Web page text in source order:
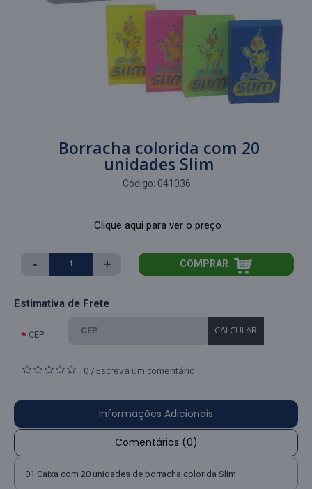
Borracha colorida com 20
unidades Slim
Código: 041036
Clique aqui para ver o preço
- + COMPRAR
Estimativa de Frete
CEP CALCULAR
0 / Escreva um comentário
Informações Adicionais
Comentários (0)
01 Caixa com 20 unidades de borracha colorida Slim